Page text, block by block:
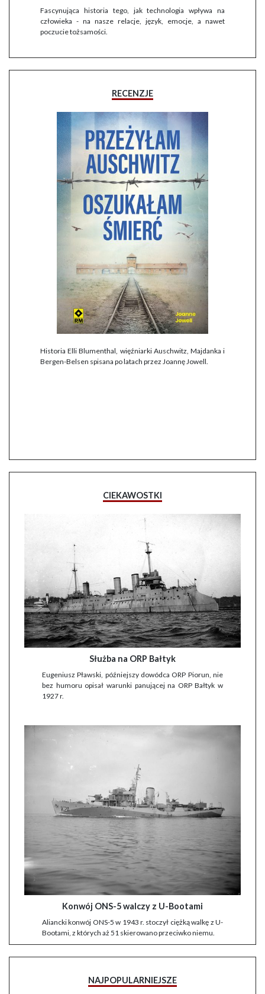
Fascynująca historia tego, jak technologia wpływa na
człowieka - na nasze relacje, język, emocje, a nawet
poczucie tożsamości.
RECENZJE
Historia Elli Blumenthal, więźniarki Auschwitz, Majdanka i
Bergen-Belsen spisana po latach przez Joannę Jowell.
CIEKAWOSTKI
Służba na ORP Bałtyk
Eugeniusz Pławski, późniejszy dowódca ORP Piorun, nie
bez humoru opisał warunki panującej na ORP Bałtyk w
1927 r.
Konwój ONS-5 walczy z U-Bootami
Aliancki konwój ONS-5 w 1943 r. stoczył ciężką walkę z U-
Bootami, z których aż 51 skierowano przeciwko niemu.
NAJPOPULARNIEJSZE